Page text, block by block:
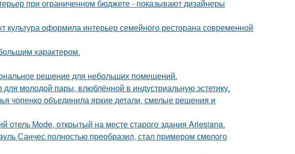
при ограниченном бюджете - показывают дизайнеры
культура оформила интерьер семейного ресторана современной
характером.
решение для небольших помещений.
молодой пары, влюблённой в индустриальную эстетику.
чопенко объединила яркие детали, смелые решения и
Mode, открытый на месте старого здания Arlesiana.
Санчес полностью преобразил, стал примером смелого